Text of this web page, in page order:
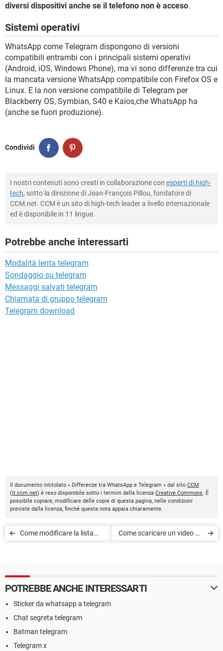
diversi dispositivi anche se il telefono non è acceso.
Sistemi operativi
WhatsApp come Telegram dispongono di versioni
compatibili entrambi con i principali sistemi operativi
(Android, iOS, Windows Phone), ma vi sono differenze tra cui
la mancata versione WhatsApp compatibile con Firefox OS e
Linux. E la non versione compatibile di Telegram per
Blackberry OS, Symbian, S40 e Kaios,che WhatsApp ha
(anche se fuori produzione).
Condividi
I nostri contenuti sono creati in collaborazione con esperti di high-
tech, sotto la direzione di Jean-François Pillou, fondatore di
CCM.net. CCM è un sito di high-tech leader a livello internazionale
ed è disponibile in 11 lingue.
Potrebbe anche interessarti
Modalità lenta telegram
Sondaggio su telegram
Messaggi salvati telegram
Chiamata di gruppo telegram
Telegram download
Il documento intitolato « Differenze tra WhatsApp e Telegram » dal sito CCM
(it.ccm.net) è reso disponibile sotto i termini della licenza Creative Commons. È
possibile copiare, modificare delle copie di questa pagina, nelle condizioni
previste dalla licenza, finché questa nota appaia chiaramente.
Come modificare la lista
Come scaricare un video da
POTREBBE ANCHE INTERESSARTI
Sticker da whatsapp a telegram
Chat segreta telegram
Batman telegram
Telegram x